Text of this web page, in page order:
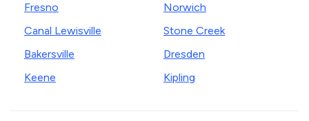
Fresno
Canal Lewisville
Bakersville
Keene
Norwich
Stone Creek
Dresden
Kipling